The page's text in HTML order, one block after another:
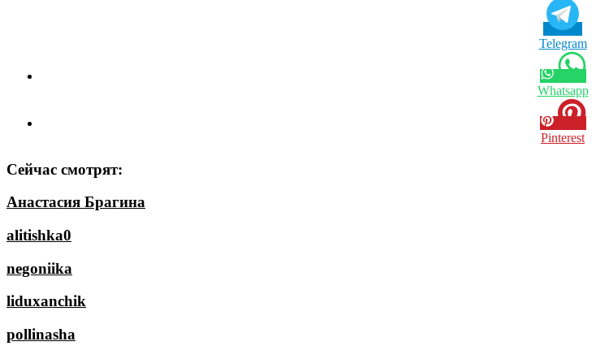
Telegram
Whatsapp
Pinterest
Сейчас смотрят:
Анастасия Брагина
alitishka0
negoniika
liduxanchik
pollinasha